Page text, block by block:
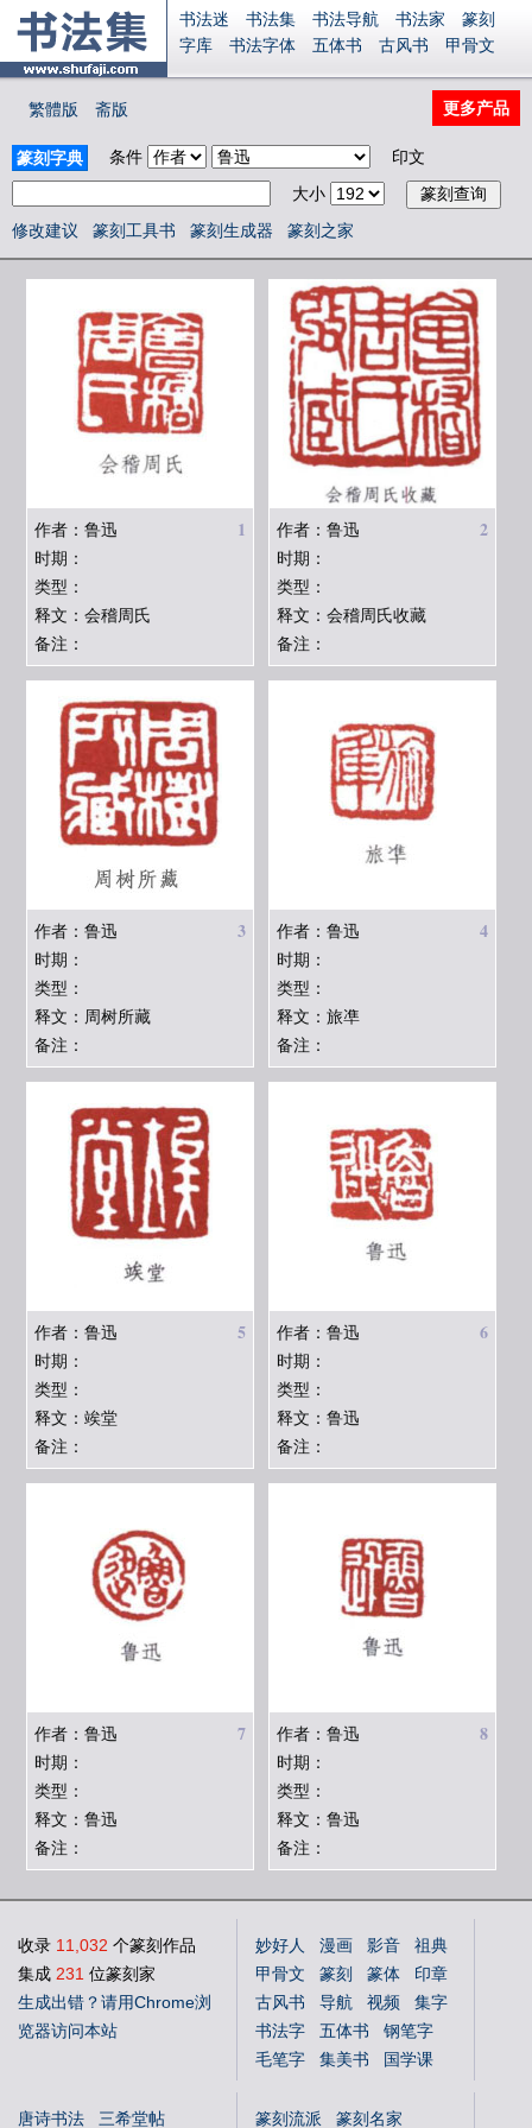
书法迷 书法集 书法导航 书法家
篆刻
字库
书法字体 五体书 古风书
甲骨文
書法视频
字源
国学
古籍
中医 象棋 游戏 电子书
字体下载
免费字体 中文字体
英文字体
Ai矢量
P图宝 南无阿弥陀佛
安全网站
显广告 捐赠 繁體版 登录
繁體版 斋版 更多产品
篆刻字典 条件
印文
大小
修改建议
篆刻工具书 篆刻生成器 篆刻之家
1
作者：鲁迅
时期：
类型：
释文：会稽周氏
备注：
2
作者：鲁迅
时期：
类型：
释文：会稽周氏收藏
备注：
3
作者：鲁迅
时期：
类型：
释文：周树所藏
备注：
4
作者：鲁迅
时期：
类型：
释文：旅凖
备注：
5
作者：鲁迅
时期：
类型：
释文：竢堂
备注：
6
作者：鲁迅
时期：
类型：
释文：鲁迅
备注：
7
作者：鲁迅
时期：
类型：
释文：鲁迅
备注：
8
作者：鲁迅
时期：
类型：
释文：鲁迅
备注：
收录 11,032 个篆刻作品
集成 231 位篆刻家
生成出错？请用Chrome浏
览器访问本站
妙好人 漫画 影音
祖典
甲骨文
篆刻 篆体
印章
古风书
导航 视频
集字
书法字
五体书
钢笔字
毛笔字
集美书
国学课
唐诗书法
三希堂帖 篆刻流派 篆刻名家